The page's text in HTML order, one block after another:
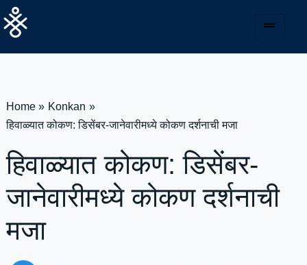
Skip
to
Home
Konkan
हिवाळ्यात कोकण: डिसेंबर-जानेवारीमध्ये कोकण दर्शनाची मजा
हिवाळ्यात कोकण: डिसेंबर-
जानेवारीमध्ये कोकण दर्शनाची
मजा